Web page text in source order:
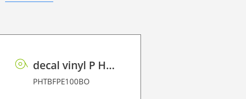
decal vinyl P HT BF PE 100 BO
PHTBFPE100BO